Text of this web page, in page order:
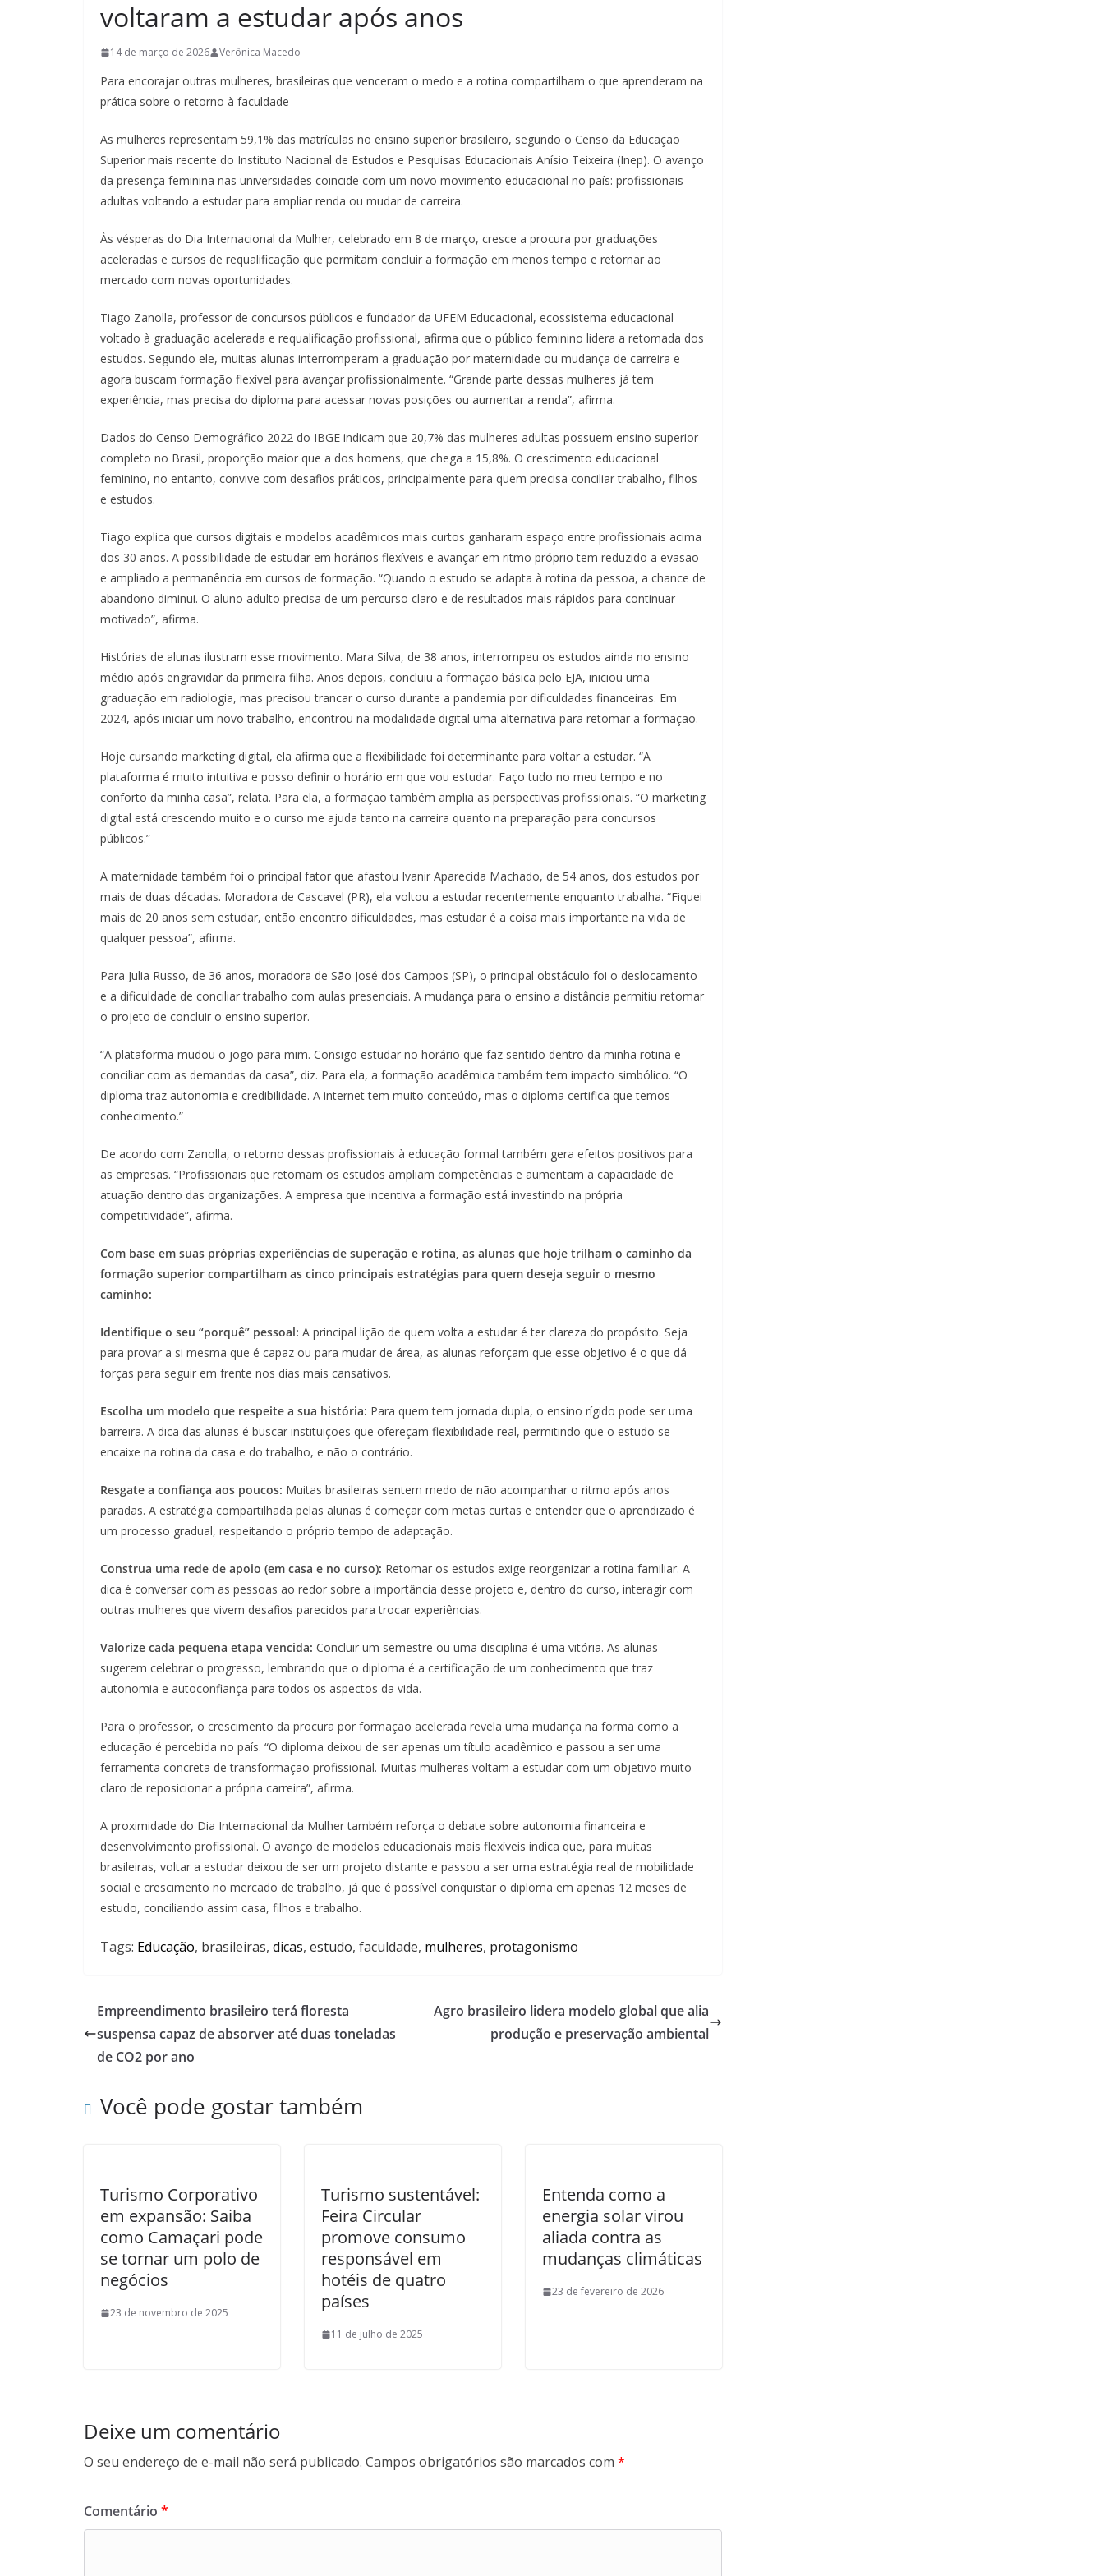
voltaram a estudar após anos
14 de março de 2026 Verônica Macedo
Para encorajar outras mulheres, brasileiras que venceram o medo e a rotina compartilham o que aprenderam na
prática sobre o retorno à faculdade
As mulheres representam 59,1% das matrículas no ensino superior brasileiro, segundo o Censo da Educação
Superior mais recente do Instituto Nacional de Estudos e Pesquisas Educacionais Anísio Teixeira (Inep). O avanço
da presença feminina nas universidades coincide com um novo movimento educacional no país: profissionais
adultas voltando a estudar para ampliar renda ou mudar de carreira.
Às vésperas do Dia Internacional da Mulher, celebrado em 8 de março, cresce a procura por graduações
aceleradas e cursos de requalificação que permitam concluir a formação em menos tempo e retornar ao
mercado com novas oportunidades.
Tiago Zanolla, professor de concursos públicos e fundador da UFEM Educacional, ecossistema educacional
voltado à graduação acelerada e requalificação profissional, afirma que o público feminino lidera a retomada dos
estudos. Segundo ele, muitas alunas interromperam a graduação por maternidade ou mudança de carreira e
agora buscam formação flexível para avançar profissionalmente. “Grande parte dessas mulheres já tem
experiência, mas precisa do diploma para acessar novas posições ou aumentar a renda”, afirma.
Dados do Censo Demográfico 2022 do IBGE indicam que 20,7% das mulheres adultas possuem ensino superior
completo no Brasil, proporção maior que a dos homens, que chega a 15,8%. O crescimento educacional
feminino, no entanto, convive com desafios práticos, principalmente para quem precisa conciliar trabalho, filhos
e estudos.
Tiago explica que cursos digitais e modelos acadêmicos mais curtos ganharam espaço entre profissionais acima
dos 30 anos. A possibilidade de estudar em horários flexíveis e avançar em ritmo próprio tem reduzido a evasão
e ampliado a permanência em cursos de formação. “Quando o estudo se adapta à rotina da pessoa, a chance de
abandono diminui. O aluno adulto precisa de um percurso claro e de resultados mais rápidos para continuar
motivado”, afirma.
Histórias de alunas ilustram esse movimento. Mara Silva, de 38 anos, interrompeu os estudos ainda no ensino
médio após engravidar da primeira filha. Anos depois, concluiu a formação básica pelo EJA, iniciou uma
graduação em radiologia, mas precisou trancar o curso durante a pandemia por dificuldades financeiras. Em
2024, após iniciar um novo trabalho, encontrou na modalidade digital uma alternativa para retomar a formação.
Hoje cursando marketing digital, ela afirma que a flexibilidade foi determinante para voltar a estudar. “A
plataforma é muito intuitiva e posso definir o horário em que vou estudar. Faço tudo no meu tempo e no
conforto da minha casa”, relata. Para ela, a formação também amplia as perspectivas profissionais. “O marketing
digital está crescendo muito e o curso me ajuda tanto na carreira quanto na preparação para concursos
públicos.”
A maternidade também foi o principal fator que afastou Ivanir Aparecida Machado, de 54 anos, dos estudos por
mais de duas décadas. Moradora de Cascavel (PR), ela voltou a estudar recentemente enquanto trabalha. “Fiquei
mais de 20 anos sem estudar, então encontro dificuldades, mas estudar é a coisa mais importante na vida de
qualquer pessoa”, afirma.
Para Julia Russo, de 36 anos, moradora de São José dos Campos (SP), o principal obstáculo foi o deslocamento
e a dificuldade de conciliar trabalho com aulas presenciais. A mudança para o ensino a distância permitiu retomar
o projeto de concluir o ensino superior.
“A plataforma mudou o jogo para mim. Consigo estudar no horário que faz sentido dentro da minha rotina e
conciliar com as demandas da casa”, diz. Para ela, a formação acadêmica também tem impacto simbólico. “O
diploma traz autonomia e credibilidade. A internet tem muito conteúdo, mas o diploma certifica que temos
conhecimento.”
De acordo com Zanolla, o retorno dessas profissionais à educação formal também gera efeitos positivos para
as empresas. “Profissionais que retomam os estudos ampliam competências e aumentam a capacidade de
atuação dentro das organizações. A empresa que incentiva a formação está investindo na própria
competitividade”, afirma.
Com base em suas próprias experiências de superação e rotina, as alunas que hoje trilham o caminho da
formação superior compartilham as cinco principais estratégias para quem deseja seguir o mesmo
caminho:
Identifique o seu “porquê” pessoal: A principal lição de quem volta a estudar é ter clareza do propósito. Seja
para provar a si mesma que é capaz ou para mudar de área, as alunas reforçam que esse objetivo é o que dá
forças para seguir em frente nos dias mais cansativos.
Escolha um modelo que respeite a sua história: Para quem tem jornada dupla, o ensino rígido pode ser uma
barreira. A dica das alunas é buscar instituições que ofereçam flexibilidade real, permitindo que o estudo se
encaixe na rotina da casa e do trabalho, e não o contrário.
Resgate a confiança aos poucos: Muitas brasileiras sentem medo de não acompanhar o ritmo após anos
paradas. A estratégia compartilhada pelas alunas é começar com metas curtas e entender que o aprendizado é
um processo gradual, respeitando o próprio tempo de adaptação.
Construa uma rede de apoio (em casa e no curso): Retomar os estudos exige reorganizar a rotina familiar. A
dica é conversar com as pessoas ao redor sobre a importância desse projeto e, dentro do curso, interagir com
outras mulheres que vivem desafios parecidos para trocar experiências.
Valorize cada pequena etapa vencida: Concluir um semestre ou uma disciplina é uma vitória. As alunas
sugerem celebrar o progresso, lembrando que o diploma é a certificação de um conhecimento que traz
autonomia e autoconfiança para todos os aspectos da vida.
Para o professor, o crescimento da procura por formação acelerada revela uma mudança na forma como a
educação é percebida no país. “O diploma deixou de ser apenas um título acadêmico e passou a ser uma
ferramenta concreta de transformação profissional. Muitas mulheres voltam a estudar com um objetivo muito
claro de reposicionar a própria carreira”, afirma.
A proximidade do Dia Internacional da Mulher também reforça o debate sobre autonomia financeira e
desenvolvimento profissional. O avanço de modelos educacionais mais flexíveis indica que, para muitas
brasileiras, voltar a estudar deixou de ser um projeto distante e passou a ser uma estratégia real de mobilidade
social e crescimento no mercado de trabalho, já que é possível conquistar o diploma em apenas 12 meses de
estudo, conciliando assim casa, filhos e trabalho.
Tags: Educação, brasileiras, dicas, estudo, faculdade, mulheres, protagonismo
Empreendimento brasileiro terá floresta
suspensa capaz de absorver até duas toneladas
de CO2 por ano
Agro brasileiro lidera modelo global que alia
produção e preservação ambiental
Você pode gostar também
Turismo Corporativo
em expansão: Saiba
como Camaçari pode
se tornar um polo de
negócios
23 de novembro de 2025
Turismo sustentável:
Feira Circular
promove consumo
responsável em
hotéis de quatro
países
11 de julho de 2025
Entenda como a
energia solar virou
aliada contra as
mudanças climáticas
23 de fevereiro de 2026
Deixe um comentário
O seu endereço de e-mail não será publicado. Campos obrigatórios são marcados com *
Comentário *